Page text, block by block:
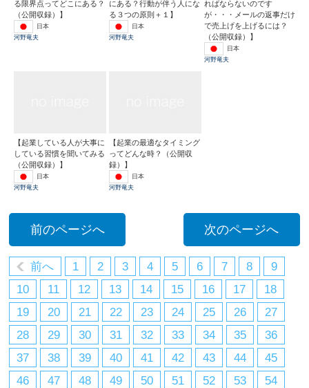
る限界点ってどこにある？
（公開収録）】
日本
河野竜夫
にある？行動が伴う人にな
る３つの原則＋１】
日本
河野竜夫
ればならないのです
が・・・メールの返事だけ
で売上げを上げるには？
（公開収録）】
日本
河野竜夫
【起業している人が大事に
している習慣を聞いてみる
（公開収録）】
日本
河野竜夫
【起業の最適なタイミング
ってどんな時？（公開収
録）】
日本
河野竜夫
次のページへ
前のページへ
前へ 1 2 3 4 5 6 7 8
9
10
11 12 13 14 15 16 17
18
19
20 21 22 23 24 25 26
27
28
29 30 31 32 33 34 35
36
37
38 39 40 41 42 43 44
45
46
47 48 49 50 51 52 53
54